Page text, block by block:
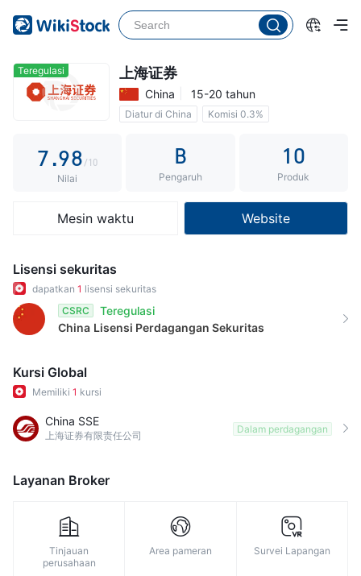
Teregulasi 上海证券
China 15-20 tahun
Diatur di China Komisi 0.3%
2
4
5
7.
4
6
7
9
3
6
8
9
/10
Nilai
B
Pengaruh
10
Produk
Mesin waktu Website
Lisensi sekuritas
dapatkan 1 lisensi sekuritas
CSRC
Teregulasi
China Lisensi Perdagangan Sekuritas
Kursi Global
Memiliki 1 kursi
China SSE
上海证券有限责任公司
Dalam perdagangan
Layanan Broker
Tinjauan
perusahaan
Area pameran Survei Lapangan